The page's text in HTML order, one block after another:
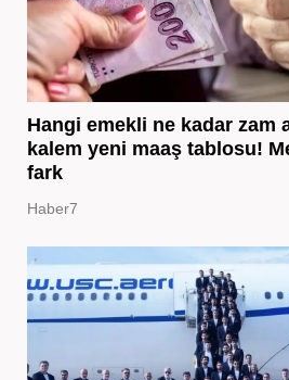
Hangi emekli ne kadar zam
kalem yeni maaş tablosu!
fark
Haber7